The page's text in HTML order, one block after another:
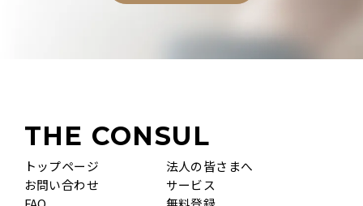
THE CONSUL
トップページ
法人の皆さまへ
お問い合わせ
サービス